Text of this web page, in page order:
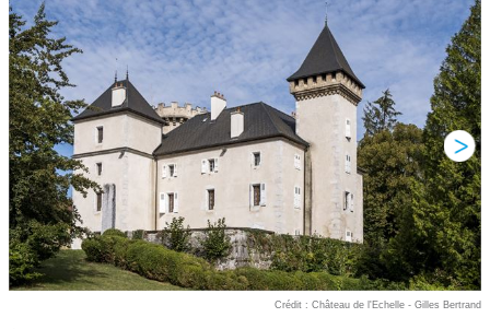
Crédit : Château de l'Echelle - Gilles Bertrand